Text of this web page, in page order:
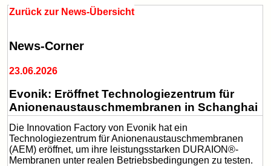
Zurück zur News-Übersicht
News-Corner
23.06.2026
Evonik: Eröffnet Technologiezentrum für
Anionenaustauschmembranen in Schanghai
Die Innovation Factory von Evonik hat ein
Technologiezentrum für Anionenaustauschmembranen
(AEM) eröffnet, um ihre leistungsstarken DURAION®-
Membranen unter realen Betriebsbedingungen zu testen.